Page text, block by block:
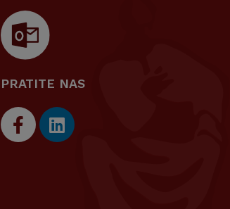
PRATITE NAS